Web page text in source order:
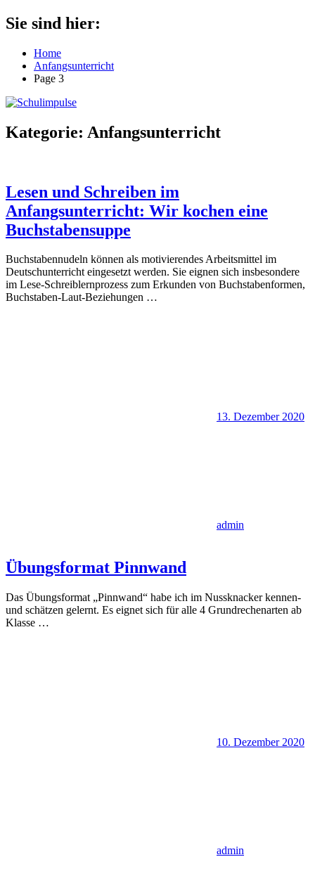
Zum
Inhalt
Schulimpulse
für
Grundschule
Sie sind hier:
Home
Anfangsunterricht
Page 3
Kategorie: Anfangsunterricht
Lesen und Schreiben im
Anfangsunterricht: Wir kochen eine
Buchstabensuppe
Buchstabennudeln können als motivierendes Arbeitsmittel im
Deutschunterricht eingesetzt werden. Sie eignen sich insbesondere
im Lese-Schreiblernprozess zum Erkunden von Buchstabenformen,
Buchstaben-Laut-Beziehungen …
13. Dezember 2020
admin
Übungsformat Pinnwand
Das Übungsformat „Pinnwand“ habe ich im Nussknacker kennen-
und schätzen gelernt. Es eignet sich für alle 4 Grundrechenarten ab
Klasse …
10. Dezember 2020
admin